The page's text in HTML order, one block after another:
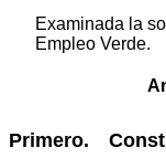
Examinada la
Empleo Verde.
Primero.